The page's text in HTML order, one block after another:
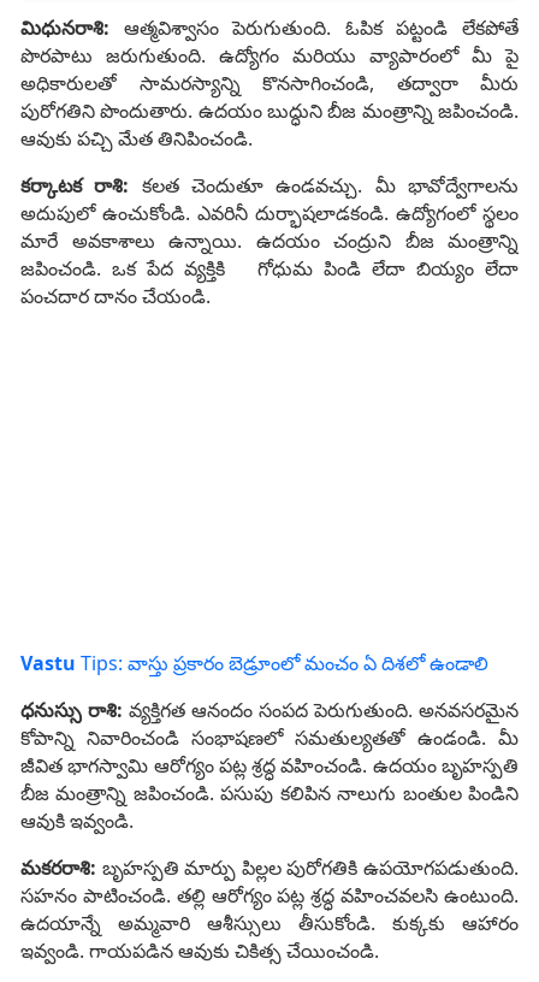
మిధునరాశి: ఆత్మవిశ్వాసం పెరుగుతుంది. ఓపిక పట్టండి లేకపోతే
పొరపాటు జరుగుతుంది. ఉద్యోగం మరియు వ్యాపారంలో మీ పై
అధికారులతో సామరస్యాన్ని కొనసాగించండి, తద్వారా మీరు
పురోగతిని పొందుతారు. ఉదయం బుద్ధుని బీజ మంత్రాన్ని జపించండి.
ఆవుకు పచ్చి మేత తినిపించండి.
కర్కాటక రాశి: కలత చెందుతూ ఉండవచ్చు. మీ భావోద్వేగాలను
అదుపులో ఉంచుకోండి. ఎవరినీ దుర్భాషలాడకండి. ఉద్యోగంలో స్థలం
మారే అవకాశాలు ఉన్నాయి. ఉదయం చంద్రుని బీజ మంత్రాన్ని
జపించండి. ఒక పేద వ్యక్తికి గోధుమ పిండి లేదా బియ్యం లేదా
పంచదార దానం చేయండి.
Vastu Tips: వాస్తు ప్రకారం బెడ్రూంలో మంచం ఏ దిశలో ఉండాలి
ధనుస్సు రాశి: వ్యక్తిగత ఆనందం సంపద పెరుగుతుంది. అనవసరమైన
కోపాన్ని నివారించండి సంభాషణలో సమతుల్యతతో ఉండండి. మీ
జీవిత భాగస్వామి ఆరోగ్యం పట్ల శ్రద్ధ వహించండి. ఉదయం బృహస్పతి
బీజ మంత్రాన్ని జపించండి. పసుపు కలిపిన నాలుగు బంతుల పిండిని
ఆవుకి ఇవ్వండి.
మకరరాశి: బృహస్పతి మార్పు పిల్లల పురోగతికి ఉపయోగపడుతుంది.
సహనం పాటించండి. తల్లి ఆరోగ్యం పట్ల శ్రద్ధ వహించవలసి ఉంటుంది.
ఉదయాన్నే అమ్మవారి ఆశీస్సులు తీసుకోండి. కుక్కకు ఆహారం
ఇవ్వండి. గాయపడిన ఆవుకు చికిత్స చేయించండి.